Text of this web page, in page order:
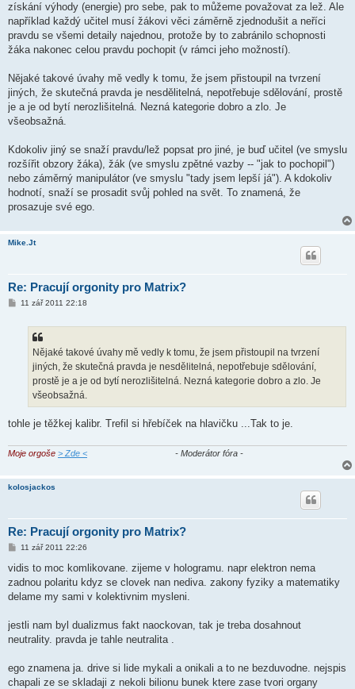
získání výhody (energie) pro sebe, pak to můžeme považovat za lež. Ale
například každý učitel musí žákovi věci záměrně zjednodušit a neříci
pravdu se všemi detaily najednou, protože by to zabránilo schopnosti
žáka nakonec celou pravdu pochopit (v rámci jeho možností).
Nějaké takové úvahy mě vedly k tomu, že jsem přistoupil na tvrzení
jiných, že skutečná pravda je nesdělitelná, nepotřebuje sdělování, prostě
je a je od bytí nerozlišitelná. Nezná kategorie dobro a zlo. Je
všeobsažná.
Kdokoliv jiný se snaží pravdu/lež popsat pro jiné, je buď učitel (ve smyslu
rozšířit obzory žáka), žák (ve smyslu zpětné vazby -- "jak to pochopil")
nebo záměrný manipulátor (ve smyslu "tady jsem lepší já"). A kdokoliv
hodnotí, snaží se prosadit svůj pohled na svět. To znamená, že
prosazuje své ego.
Mike.Jt
Re: Pracují orgonity pro Matrix?
P11 zář 2011 22:18
Nějaké takové úvahy mě vedly k tomu, že jsem přistoupil na tvrzení
jiných, že skutečná pravda je nesdělitelná, nepotřebuje sdělování,
prostě je a je od bytí nerozlišitelná. Nezná kategorie dobro a zlo. Je
všeobsažná.
tohle je těžkej kalibr. Trefil si hřebíček na hlavičku ...Tak to je.
Moje orgoše > Zde < - Moderátor fóra -
kolosjackos
Re: Pracují orgonity pro Matrix?
P
í
p
ě
k
11 zář 2011 22:26
vidis to moc komlikovane. zijeme v hologramu. napr elektron nema
zadnou polaritu kdyz se clovek nan nediva. zakony fyziky a matematiky
delame my sami v kolektivnim mysleni.
jestli nam byl dualizmus fakt naockovan, tak je treba dosahnout
neutrality. pravda je tahle neutralita .
ego znamena ja. drive si lide mykali a onikali a to ne bezduvodne. nejspis
chapali ze se skladaji z nekoli bilionu bunek ktere zase tvori organy